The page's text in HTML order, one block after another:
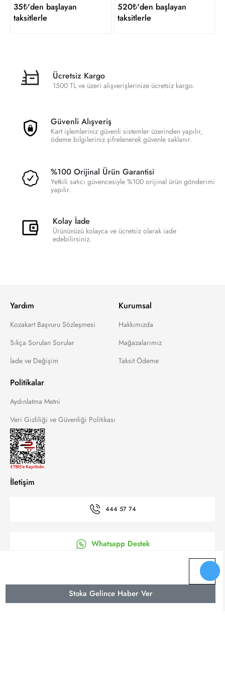
Stoka Gelince Haber Ver
35₺'den başlayan
taksitlerle
520₺'den başlayan
taksitlerle
Ücretsiz Kargo
1500 TL ve üzeri alışverişlerinize ücretsiz kargo.
Güvenli Alışveriş
Kart işlemleriniz güvenli sistemler üzerinden yapılır,
ödeme bilgileriniz şifrelenerek güvenle saklanır.
%100 Orijinal Ürün Garantisi
Yetkili satıcı güvencesiyle %100 orijinal ürün gönderimi
yapılır.
Kolay İade
Ürününüzü kolayca ve ücretsiz olarak iade
edebilirsiniz.
Yardım
Kozakart Başvuru Sözleşmesi
Sıkça Sorulan Sorular
İade ve Değişim
Kurumsal
Hakkımızda
Mağazalarımız
Taksit Ödeme
Politikalar
Aydınlatma Metni
Veri Gizliliği ve Güvenliği Politikası
İletişim
444 57 74
Whatsapp Destek